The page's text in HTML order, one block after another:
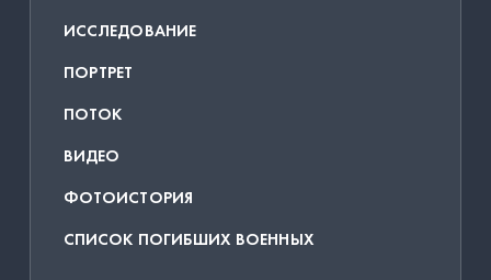
ИССЛЕДОВАНИЕ
ПОРТРЕТ
ПОТОК
ВИДЕО
ФОТОИСТОРИЯ
СПИСОК ПОГИБШИХ ВОЕННЫХ